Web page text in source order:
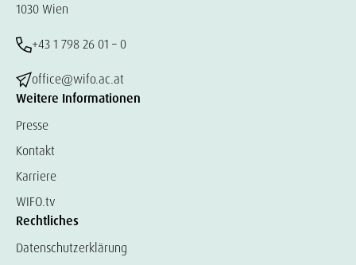
1030 Wien
+43 1 798 26 01 – 0
office@wifo.ac.at
Weitere Informationen
Presse
Kontakt
Karriere
WIFO.tv
Rechtliches
Datenschutzerklärung